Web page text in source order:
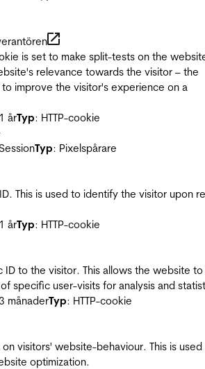
is set to make split-tests on the
relevance towards the visitor – the
improve the visitor's experience on a
årTyp: HTTP-cookie
Typ: Pixelspårare
This is used to identify the visitor upon
årTyp: HTTP-cookie
ID to the visitor. This allows the website to
specific user-visits for analysis and
månaderTyp: HTTP-cookie
on visitors' website-behaviour. This is
optimization.